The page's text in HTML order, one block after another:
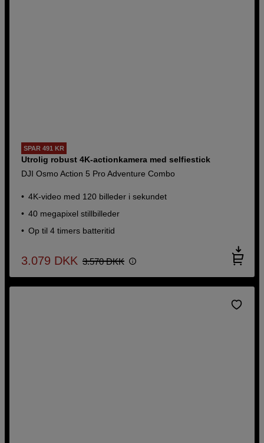
SPAR 491 KR
Utrolig robust 4K-actionkamera med selfiestick
DJI Osmo Action 5 Pro Adventure Combo
4K-video med 120 billeder i sekundet
40 megapixel stillbilleder
Op til 4 timers batteritid
3.079 DKK 3.570 DKK